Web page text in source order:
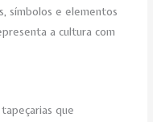
símbolos e elementos
a cultura com
que